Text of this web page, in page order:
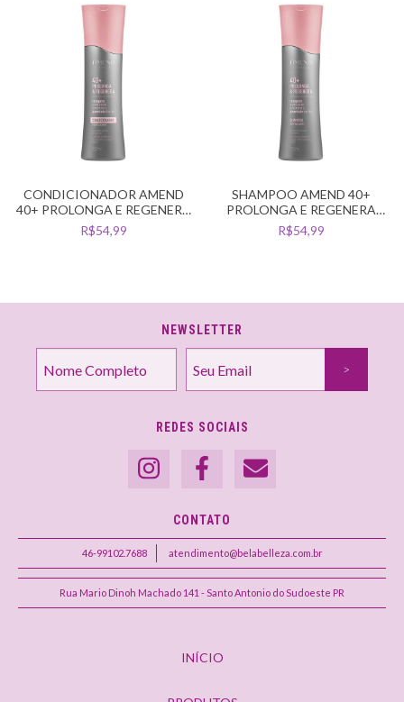
CONDICIONADOR AMEND
40+ PROLONGA E REGENERA
300G
R$54,99
SHAMPOO AMEND 40+
PROLONGA E REGENERA
250ML
R$54,99
NEWSLETTER
REDES SOCIAIS
CONTATO
46-99102.7688 atendimento@belabelleza.com.br
Rua Mario Dinoh Machado 141 - Santo Antonio do Sudoeste PR
INÍCIO